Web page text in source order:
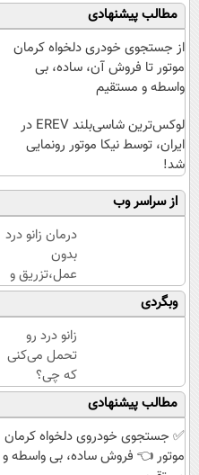
مطالب پیشنهادی
از جستجوی خودری دلخواه کرمان
موتور تا فروش آن، ساده، بی
واسطه و مستقیم
لوکس‌ترین شاسی‌بلند EREV در
ایران، توسط نیکا موتور رونمایی
شد!
از سراسر وب
درمان زانو درد
بدون
عمل،تزریق و
دارو
(◂پرسش‌نامه)
وبگردی
زانو درد رو
تحمل می‌کنی
که چی؟
راه‌حلش
همین‌جاست!
مطالب پیشنهادی
✅ جستجوی خودروی دلخواه کرمان
موتور 👈 فروش ساده، بی واسطه و